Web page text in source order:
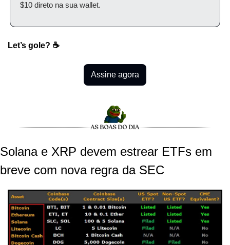
$10 direto na sua wallet.
Let’s gole? ☕️
Assine agora
Solana e XRP devem estrear ETFs em
breve com nova regra da SEC